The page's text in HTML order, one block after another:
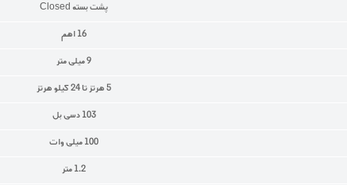
پشت بسته Closed
16 اهم
9 میلی متر
5 هرتز تا 24 کیلو هرتز
103 دسی بل
100 میلی وات
1.2 متر